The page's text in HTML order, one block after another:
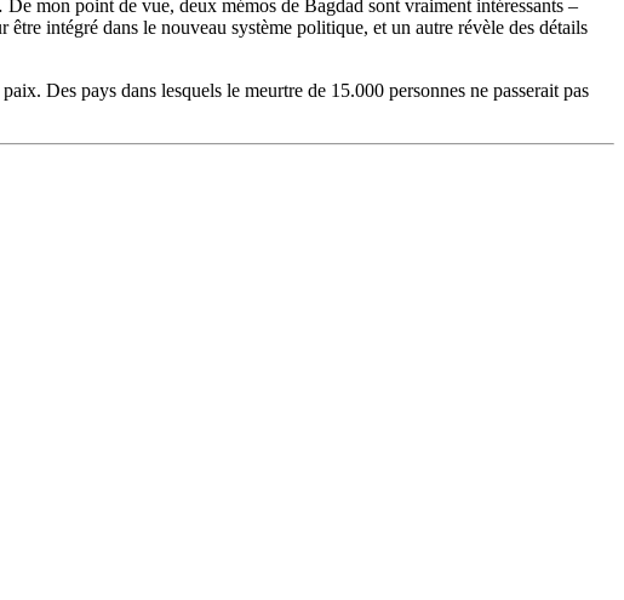
mon point de vue, deux mémos de Bagdad sont vraiment intéressants –
intégré dans le nouveau système politique, et un autre révèle des détails
Des pays dans lesquels le meurtre de 15.000 personnes ne passerait pas